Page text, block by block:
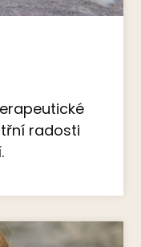
radosti